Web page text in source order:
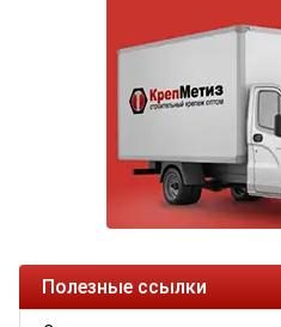
Полезные ссылки